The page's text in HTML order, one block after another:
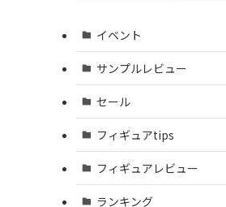
イベント
サンプルレビュー
セール
フィギュアtips
フィギュアレビュー
ランキング